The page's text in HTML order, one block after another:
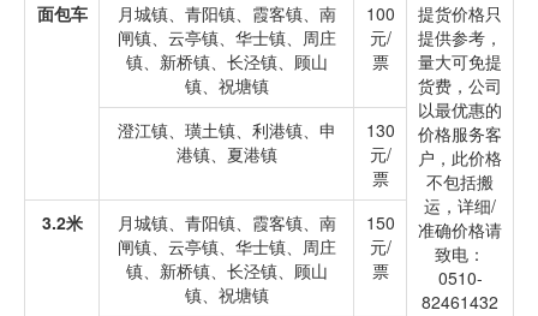
面包车
月城镇、青阳镇、霞客镇、南
闸镇、云亭镇、华士镇、周庄
镇、新桥镇、长泾镇、顾山
镇、祝塘镇
100
元/
票
提货价格只
提供参考，
量大可免提
货费，公司
以最优惠的
价格服务客
户，此价格
不包括搬
运，详细/
准确价格请
致电：
0510-
82461432
澄江镇、璜土镇、利港镇、申
港镇、夏港镇
130
元/
票
3.2米
月城镇、青阳镇、霞客镇、南
闸镇、云亭镇、华士镇、周庄
镇、新桥镇、长泾镇、顾山
镇、祝塘镇
150
元/
票